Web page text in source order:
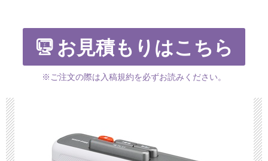
お見積もりはこちら
※ご注文の際は入稿規約を必ずお読みください。